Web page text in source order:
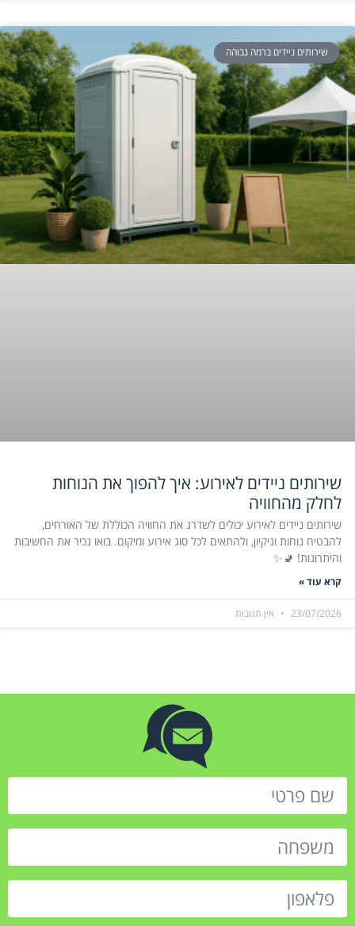
שירותים ניידים ברמה גבוהה
שירותים ניידים לאירוע: איך להפוך את הנוחות
לחלק מהחוויה
שירותים ניידים לאירוע יכולים לשדרג את החוויה הכוללת של האורחים,
להבטיח נוחות וניקיון, ולהתאים לכל סוג אירוע ומיקום. בואו נכיר את החשיבות
והיתרונות! 🚽✨
קרא עוד »
23/07/2026 אין תגובות